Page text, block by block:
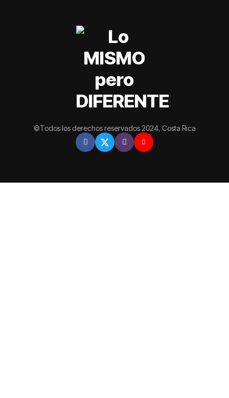
©Todos los derechos reservados 2024, Costa Rica